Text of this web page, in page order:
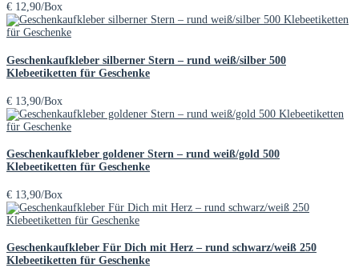
€ 12,90/Box
Geschenkaufkleber silberner Stern – rund weiß/silber 500
Klebeetiketten für Geschenke
€ 13,90/Box
Geschenkaufkleber goldener Stern – rund weiß/gold 500
Klebeetiketten für Geschenke
€ 13,90/Box
Geschenkaufkleber Für Dich mit Herz – rund schwarz/weiß 250
Klebeetiketten für Geschenke